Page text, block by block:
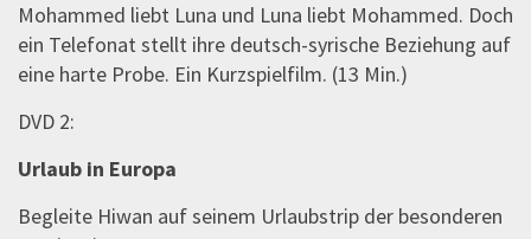
Mohammed liebt Luna und Luna liebt Mohammed. Doch
ein Telefonat stellt ihre deutsch-syrische Beziehung auf
eine harte Probe. Ein Kurzspielfilm. (13 Min.)
DVD 2:
Urlaub in Europa
Begleite Hiwan auf seinem Urlaubstrip der besonderen